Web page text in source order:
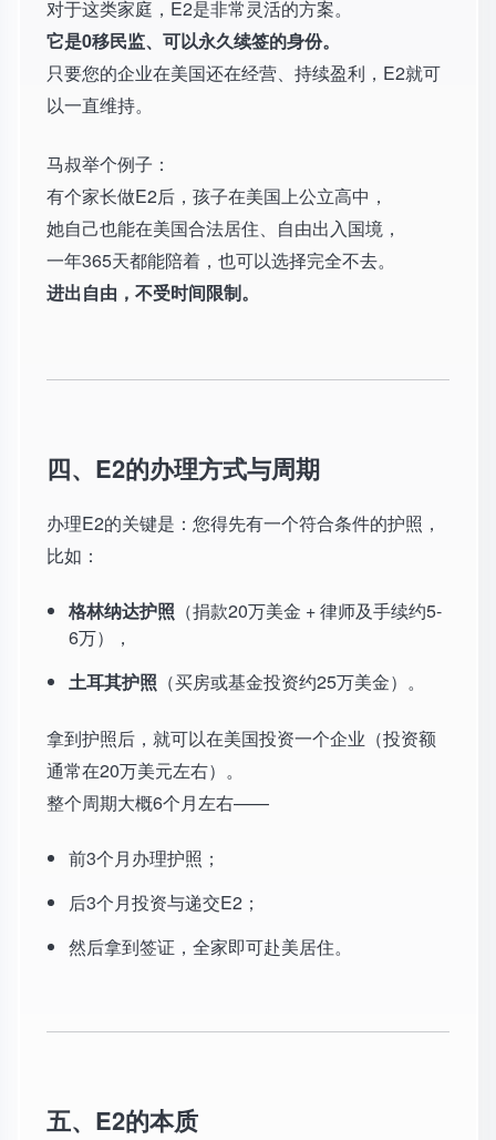
对于这类家庭，E2是非常灵活的方案。
它是0移民监、可以永久续签的身份。
只要您的企业在美国还在经营、持续盈利，E2就可
以一直维持。
马叔举个例子：
有个家长做E2后，孩子在美国上公立高中，
她自己也能在美国合法居住、自由出入国境，
一年365天都能陪着，也可以选择完全不去。
进出自由，不受时间限制。
四、E2的办理方式与周期
办理E2的关键是：您得先有一个符合条件的护照，
比如：
格林纳达护照 （捐款20万美金 + 律师及手续约5-
6万），
土耳其护照 （买房或基金投资约25万美金）。
拿到护照后，就可以在美国投资一个企业（投资额
通常在20万美元左右）。
整个周期大概6个月左右——
前3个月办理护照；
后3个月投资与递交E2；
然后拿到签证，全家即可赴美居住。
五、E2的本质